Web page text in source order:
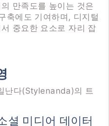
만족도를 높이는 것은
축에도 기여하며, 디지털
중요한 요소로 자리 잡
난다(Stylenanda)의 트
셜 미디어 데이터